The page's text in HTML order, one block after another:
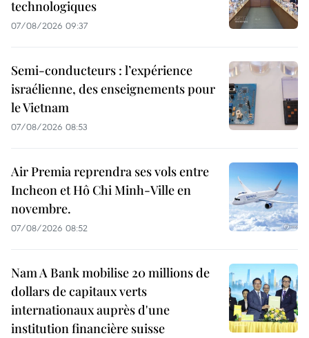
technologiques
07/08/2026 09:37
Semi-conducteurs : l’expérience
israélienne, des enseignements pour
le Vietnam
07/08/2026 08:53
Air Premia reprendra ses vols entre
Incheon et Hô Chi Minh-Ville en
novembre.
07/08/2026 08:52
Nam A Bank mobilise 20 millions de
dollars de capitaux verts
internationaux auprès d'une
institution financière suisse